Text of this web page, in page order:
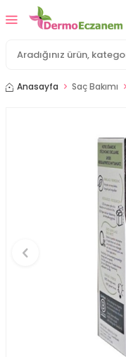
Anasayfa Saç Bakımı